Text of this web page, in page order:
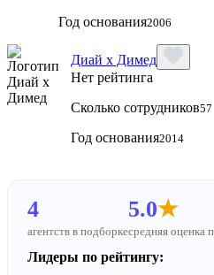
Год основания2006
Диай х Димед
Нет рейтинга
Сколько сотрудников57
Год основания2014
4
агентств в подборке
5.0★
средняя оценка
Лидеры по рейтингу: